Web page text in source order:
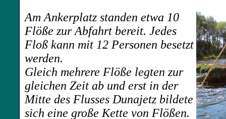
Am Ankerplatz standen etwa 10
Flöße zur Abfahrt bereit. Jedes
Floß kann mit 12 Personen besetzt
werden.
Gleich mehrere Flöße legten zur
gleichen Zeit ab und erst in der
Mitte des Flusses Dunajetz bildete
sich eine große Kette von Flößen.